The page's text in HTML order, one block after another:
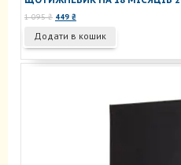
1 095₴ Оригінальна
1
095 ₴.
449 ₴Поточна
449 ₴.
Додати в кошик